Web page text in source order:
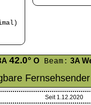
42.0° O Beam: 3A
Seit 1.12.2020